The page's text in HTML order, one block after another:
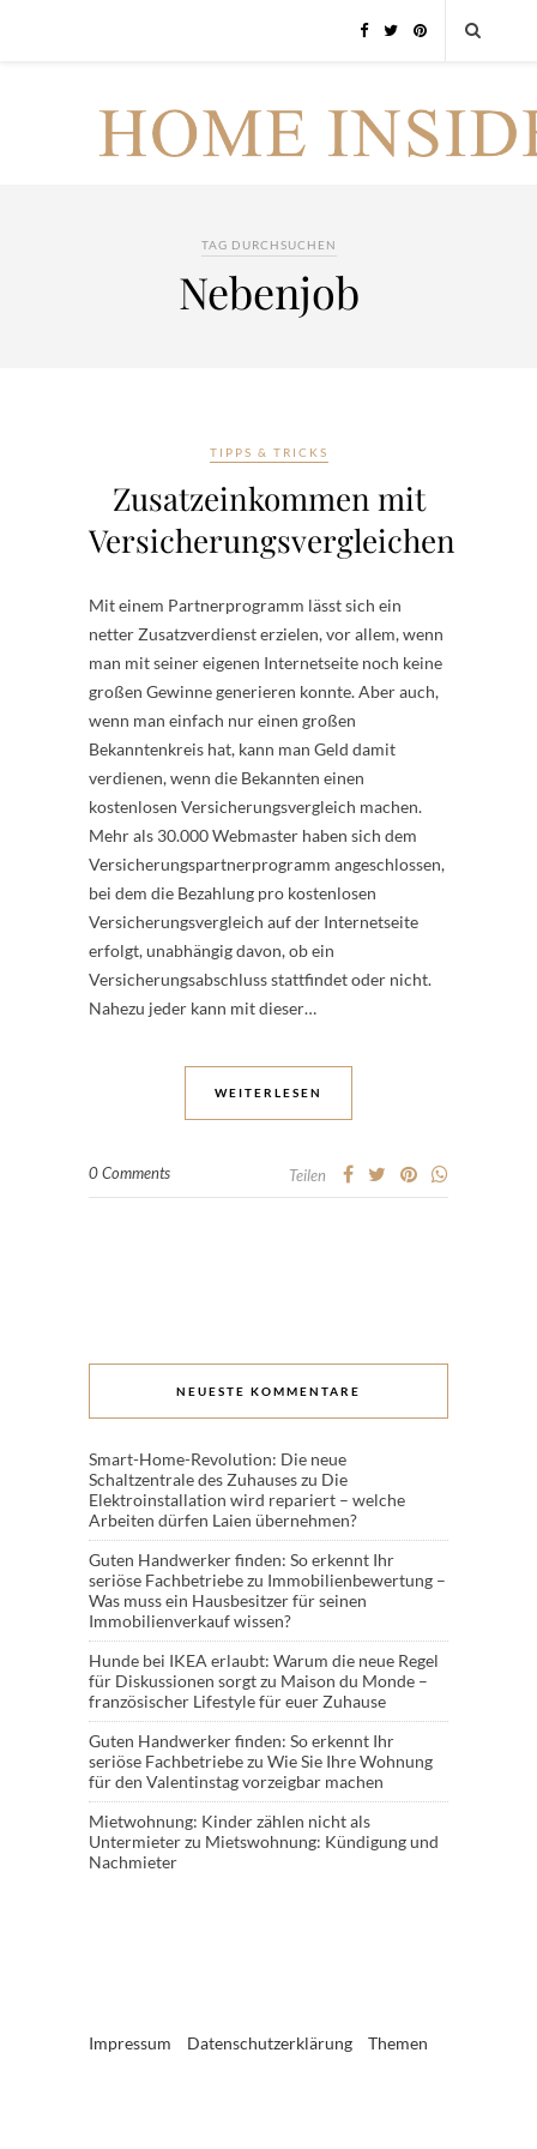
TAG DURCHSUCHEN
Nebenjob
TIPPS & TRICKS
Zusatzeinkommen mit
Versicherungsvergleichen
Mit einem Partnerprogramm lässt sich ein
netter Zusatzverdienst erzielen, vor allem, wenn
man mit seiner eigenen Internetseite noch keine
großen Gewinne generieren konnte. Aber auch,
wenn man einfach nur einen großen
Bekanntenkreis hat, kann man Geld damit
verdienen, wenn die Bekannten einen
kostenlosen Versicherungsvergleich machen.
Mehr als 30.000 Webmaster haben sich dem
Versicherungspartnerprogramm angeschlossen,
bei dem die Bezahlung pro kostenlosen
Versicherungsvergleich auf der Internetseite
erfolgt, unabhängig davon, ob ein
Versicherungsabschluss stattfindet oder nicht.
Nahezu jeder kann mit dieser…
WEITERLESEN
0 Comments Teilen
NEUESTE KOMMENTARE
Smart-Home-Revolution: Die neue
Schaltzentrale des Zuhauseszu Die
Elektroinstallation wird repariert – welche
Arbeiten dürfen Laien übernehmen?
Guten Handwerker finden: So erkennt Ihr
seriöse Fachbetriebezu Immobilienbewertung –
Was muss ein Hausbesitzer für seinen
Immobilienverkauf wissen?
Hunde bei IKEA erlaubt: Warum die neue Regel
für Diskussionen sorgtzu Maison du Monde –
französischer Lifestyle für euer Zuhause
Guten Handwerker finden: So erkennt Ihr
seriöse Fachbetriebezu Wie Sie Ihre Wohnung
für den Valentinstag vorzeigbar machen
Mietwohnung: Kinder zählen nicht als
Untermieterzu Mietswohnung: Kündigung und
Nachmieter
Impressum Datenschutzerklärung Themen